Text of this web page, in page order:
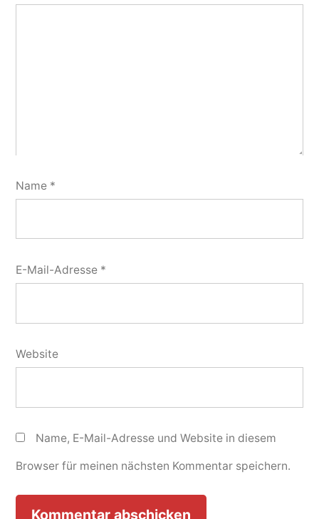
Name *
E-Mail-Adresse *
Website
Name, E-Mail-Adresse und Website in diesem
Browser für meinen nächsten Kommentar speichern.